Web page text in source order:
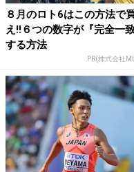
８月のロト6はこの方法で
え!!６つの数字が『完全一致
する方法
PR(株式会社